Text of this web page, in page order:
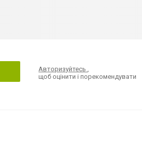
Авторизуйтесь,
щоб оцінити і порекомендувати